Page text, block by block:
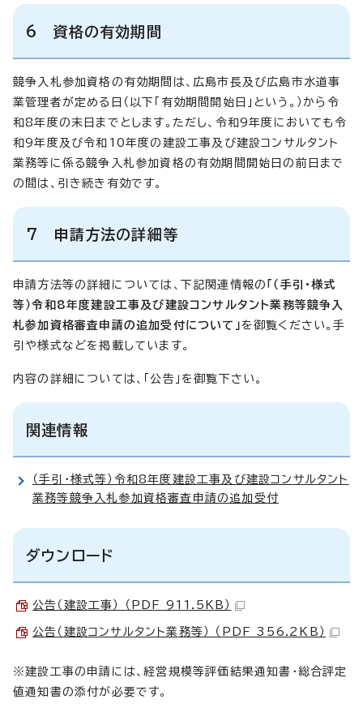
6 資格の有効期間
競争入札参加資格の有効期間は、広島市長及び広島市水道事
業管理者が定める日（以下「有効期間開始日」という。）から令
和8年度の末日までとします。ただし、令和9年度においても令
和9年度及び令和10年度の建設工事及び建設コンサルタント
業務等に係る競争入札参加資格の有効期間開始日の前日まで
の間は、引き続き有効です。
7 申請方法の詳細等
申請方法等の詳細については、下記関連情報の 「（手引・様式
等）令和8年度建設工事及び建設コンサルタント業務等競争入
札参加資格審査申請の追加受付について」 を御覧ください。手
引や様式などを掲載しています。
内容の詳細については、「公告」を御覧下さい。
関連情報
（手引・様式等）令和8年度建設工事及び建設コンサルタント
業務等競争入札参加資格審査申請の追加受付
ダウンロード
公告（建設工事） （PDF 911.5KB）
公告（建設コンサルタント業務等） （PDF 356.2KB）
※建設工事の申請には、経営規模等評価結果通知書・総合評定
値通知書の添付が必要です。